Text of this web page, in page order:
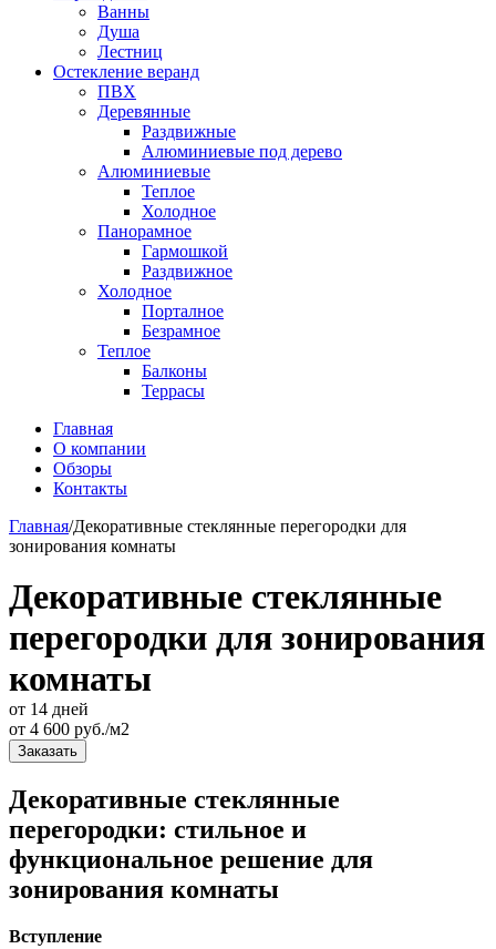
Ванны
Душа
Лестниц
Остекление веранд
ПВХ
Деревянные
Раздвижные
Алюминиевые под дерево
Алюминиевые
Теплое
Холодное
Панорамное
Гармошкой
Раздвижное
Холодное
Порталное
Безрамное
Теплое
Балконы
Террасы
Главная
О компании
Обзоры
Контакты
Главная/Декоративные стеклянные перегородки для
зонирования комнаты
Декоративные стеклянные
перегородки для зонирования
комнаты
от 14 дней
от 4 600 руб./м2
Заказать
Декоративные стеклянные
перегородки: стильное и
функциональное решение для
зонирования комнаты
Вступление